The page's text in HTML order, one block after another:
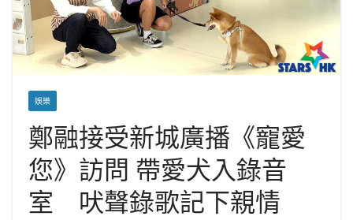
娛樂
鄭融接受新城廣播《寵愛
您》訪問 帶愛犬入錄音
室 吠聲錄歌記下親情